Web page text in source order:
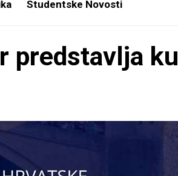
Studentske Novosti
predstavlja